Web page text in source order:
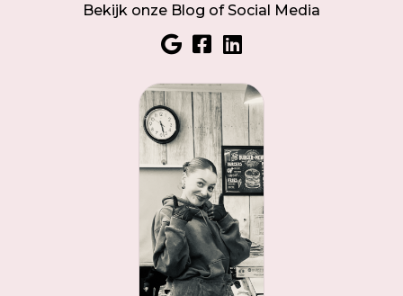
Bekijk onze Blog of Social Media